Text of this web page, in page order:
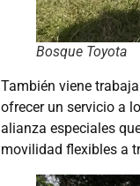
Bosque Toyota
También viene
ofrecer un servicio a
alianza especiales
movilidad flexibles a